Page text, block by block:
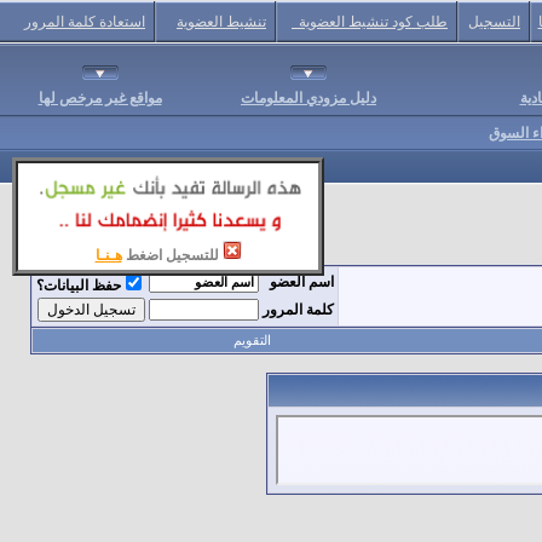
للتسجيل اضغط هـنـا
التسجيل طلب كود تنشيط العضوية تنشيط العضوية استعادة كلمة المرور
دليل مزودي المعلومات مواقع غير مرخص لها
السوق
اسم العضو
حفظ البيانات؟
كلمة المرور
التقويم